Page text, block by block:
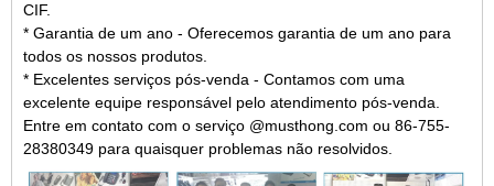
CIF.
* Garantia de um ano - Oferecemos garantia de um ano para
todos os nossos produtos.
* Excelentes serviços pós-venda - Contamos com uma
excelente equipe responsável pelo atendimento pós-venda.
Entre em contato com o serviço @musthong.com ou 86-755-
28380349 para quaisquer problemas não resolvidos.